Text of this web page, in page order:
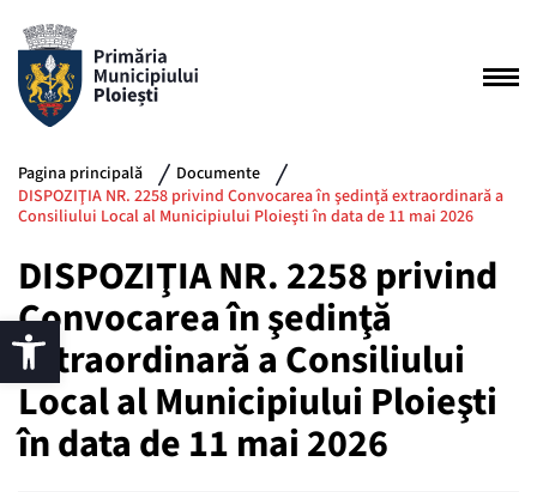
Pagina principală
Documente
DISPOZIŢIA NR. 2258 privind Convocarea în şedinţă extraordinară a
Consiliului Local al Municipiului Ploieşti în data de 11 mai 2026
DISPOZIŢIA NR. 2258 privind
Convocarea în şedinţă
extraordinară a Consiliului
Local al Municipiului Ploieşti
în data de 11 mai 2026